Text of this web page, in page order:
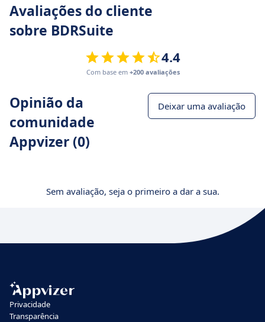
Avaliações do cliente
sobre BDRSuite
4.4
Com base em +200 avaliações
Opinião da
comunidade
Appvizer (0)
Deixar uma avaliação
Sem avaliação, seja o primeiro a dar a sua.
Privacidade
Transparência